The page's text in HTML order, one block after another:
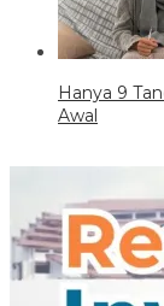
Hanya 9
Awal